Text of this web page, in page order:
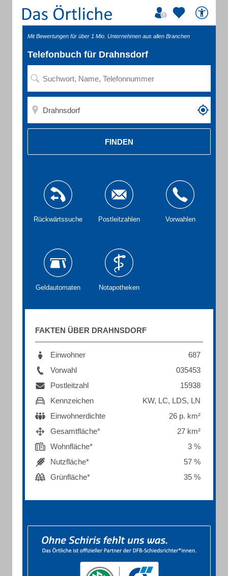
Mit Bewertungen für über 1 Mio. Unternehmen aus allen Branchen
Telefonbuch für Drahnsdorf
FINDEN
Rückwärtssuche Postleitzahlen Vorwahlen
Geldautomaten Notapotheken
FAKTEN ÜBER DRAHNSDORF
Einwohner
687
Vorwahl
035453
Postleitzahl
15938
Kennzeichen
KW, LC, LDS, LN
Einwohnerdichte
26 p. km²
Gesamtfläche*
27 km²
Wohnfläche*
3 %
Nutzfläche*
57 %
Grünfläche*
35 %